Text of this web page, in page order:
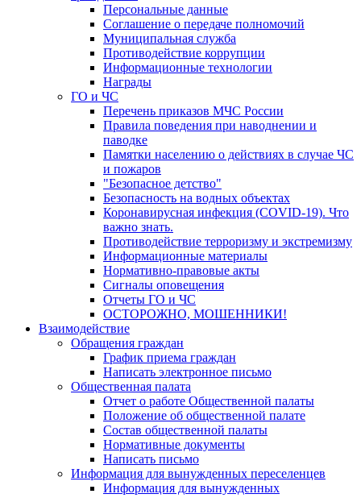
Персональные данные
Соглашение о передаче полномочий
Муниципальная служба
Противодействие коррупции
Информационные технологии
Награды
ГО и ЧС
Перечень приказов МЧС России
Правила поведения при наводнении и
паводке
Памятки населению о действиях в случае ЧС
и пожаров
"Безопасное детство"
Безопасность на водных объектах
Коронавирусная инфекция (COVID-19). Что
важно знать.
Противодействие терроризму и экстремизму
Информационные материалы
Нормативно-правовые акты
Сигналы оповещения
Отчеты ГО и ЧС
ОСТОРОЖНО, МОШЕННИКИ!
Взаимодействие
Обращения граждан
График приема граждан
Написать электронное письмо
Общественная палата
Отчет о работе Общественной палаты
Положение об общественной палате
Состав общественной палаты
Нормативные документы
Написать письмо
Информация для вынужденных переселенцев
Информация для вынужденных